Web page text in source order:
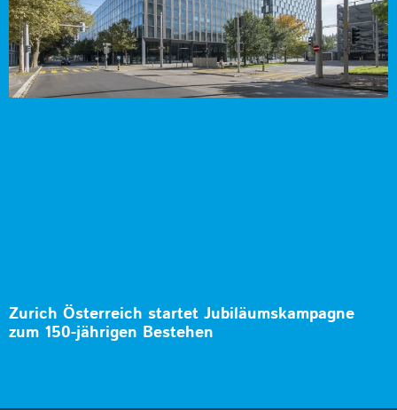
Zurich Österreich startet Jubiläumskampagne
zum 150-jährigen Bestehen